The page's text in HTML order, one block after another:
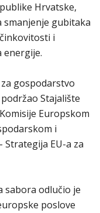
Hrvatske,
smanjenje gubitaka
i
energije.
gospodarstvo
Stajalište
Europskom
i
EU-a za
sabora odlučio je
poslove